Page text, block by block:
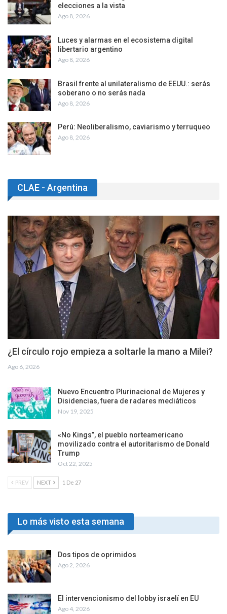
Facebook
Únete a nuestro Face
Lo nuevo
EEUU tutela el diálogo en Venezuela, sin
elecciones a la vista
libertario argentino
Ago 8, 2026
Brasil frente al unilateralismo de EEUU.: serás
soberano o no serás nada
Ago 8, 2026
Perú: Neoliberalismo, caviarismo y terruqueo
Ago 8, 2026
CLAE - Argentina
¿El círculo rojo empieza a soltarle la mano a Milei?
Nuevo Encuentro Plurinacional de Mujeres y
Disidencias, fuera de radares mediáticos
«No Kings”, el pueblo norteamericano
Oct 22, 2025